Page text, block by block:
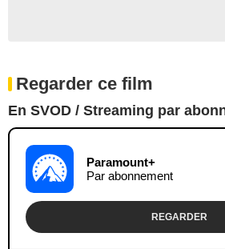
Regarder ce film
En SVOD / Streaming par
Paramount+
Par abonnement
REGARDER